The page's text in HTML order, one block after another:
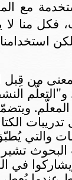
مع
فكل
من قِبل
و"التعلّم
والتي
البحوث